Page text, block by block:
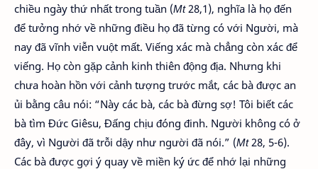
chiều ngày thứ nhất trong tuần (Mt28,1), nghĩa là họ đến
để tưởng nhớ về những điều họ đã từng có với Người, mà
nay đã vĩnh viễn vuột mất. Viếng xác mà chẳng còn xác để
viếng. Họ còn gặp cảnh kinh thiên động địa. Nhưng khi
chưa hoàn hồn với cảnh tượng trước mắt, các bà được an
ủi bằng câu nói: “Này các bà, các bà đừng sợ! Tôi biết các
bà tìm Đức Giêsu, Đấng chịu đóng đinh. Người không có ở
đây, vì Người đã trỗi dậy như người đã nói.” (Mt28, 5-6).
Các bà được gợi ý quay về miền ký ức để nhớ lại những